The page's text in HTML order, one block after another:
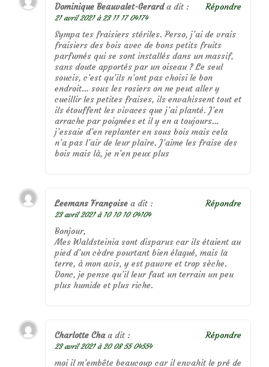
Dominique Beauvalet-Gerard a dit :
21 avril 2021 à 23 11 17 04174
Sympa tes fraisiers stériles. Perso, j’ai de vrais
fraisiers des bois avec de bons petits fruits
parfumés qui se sont installés dans un massif,
sans doute apportés par un oiseau ? Le seul
soucis, c’est qu’ils n’ont pas choisi le bon
endroit… sous les rosiers on ne peut aller y
cueillir les petites fraises, ils envahissent tout et
ils étouffent les vivaces que j’ai planté. J’en
arrache par poignées et il y en a toujours…
j’essaie d’en replanter en sous bois mais cela
n’a pas l’air de leur plaire. J’aime les fraise des
bois mais là, je n’en peux plus
Répondre
Leemans Françoise a dit :
23 avril 2021 à 10 10 10 04104
Bonjour,
Mes Waldsteinia sont disparus car ils étaient au
pied d’un cèdre pourtant bien élagué, mais la
terre, à mon avis, y est pauvre et trop sèche.
Donc, je pense qu’il leur faut un terrain un peu
plus humide et plus riche.
Répondre
Charlotte Cha a dit :
23 avril 2021 à 20 08 55 04554
moi il m’embête beaucoup car il envahit le pré de
Répondre